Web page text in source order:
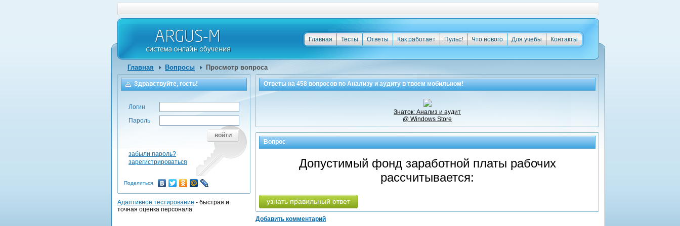
Контакты
Для учебы
Что нового
Пульс!
Как работает
Ответы
Тесты
Главная
Главная Вопросы Просмотр вопроса
Ответы на458вопросов поАнализу и аудитув твоем мобильном!
Знаток: Анализ и аудит
@ Windows Store
Вопрос
Допустимый фонд заработной платы рабочих
рассчитывается:
узнать правильный ответ
Добавить комментарий
Здравствуйте, гость!
Логин
Пароль
войти
забыли пароль?
зарегистрироваться
Поделиться
Адаптивное тестирование - быстрая и
точная оценка персонала